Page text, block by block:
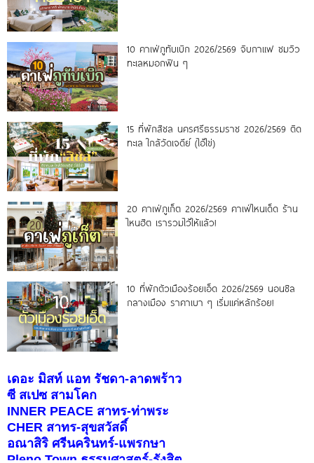
10 คาเฟ่ภูทับเบิก 2026/2569 จิบกาแฟ ชมวิว
ทะเลหมอกฟิน ๆ
15 ที่พักสิชล นครศรีธรรมราช 2026/2569 ติด
ทะเล ใกล้วัดเจดีย์ (ไอ้ไข่)
20 คาเฟ่ภูเก็ต 2026/2569 คาเฟ่ไหนเด็ด ร้าน
ไหนฮิต เรารวมไว้ให้แล้ว!
10 ที่พักตัวเมืองร้อยเอ็ด 2026/2569 นอนชิล
กลางเมือง ราคาเบา ๆ เริ่มแค่หลักร้อย!
เดอะ มิสท์ แอท รัชดา-ลาดพร้าว
ซี สเปซ สามโคก
INNER PEACE สาทร-ท่าพระ
CHER สาทร-สุขสวัสดิ์
อณาสิริ ศรีนครินทร์-แพรกษา
Pleno Town ธรรมศาสตร์-รังสิต